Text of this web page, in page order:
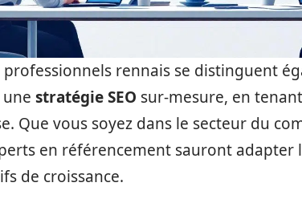
professionnels rennais se distinguent
stratégie SEO sur-mesure, en
Que vous soyez dans le secteur du
en référencement sauront
de croissance.